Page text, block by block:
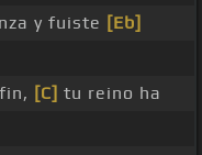
y fuiste [Eb]
[C] tu reino ha